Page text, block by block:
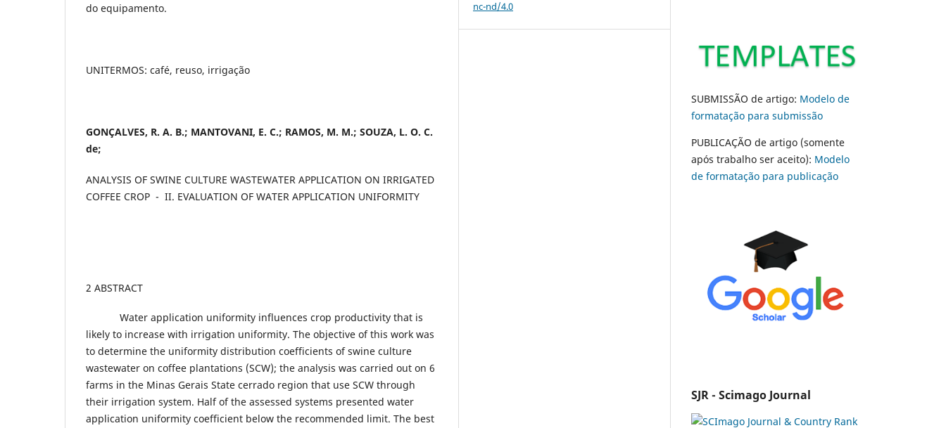
do equipamento.
UNITERMOS: café, reuso, irrigação
GONÇALVES, R. A. B.; MANTOVANI, E. C.; RAMOS, M. M.; SOUZA, L. O. C.
de;
ANALYSIS OF SWINE CULTURE WASTEWATER APPLICATION ON IRRIGATED
COFFEE CROP - II. EVALUATION OF WATER APPLICATION UNIFORMITY
2 ABSTRACT
Water application uniformity influences crop productivity that is
likely to increase with irrigation uniformity. The objective of this work was
to determine the uniformity distribution coefficients of swine culture
wastewater on coffee plantations (SCW); the analysis was carried out on 6
farms in the Minas Gerais State cerrado region that use SCW through
their irrigation system. Half of the assessed systems presented water
application uniformity coefficient below the recommended limit. The best
nc-nd/4.0
SUBMISSÃO de artigo: Modelo de
formatação para submissão
PUBLICAÇÃO de artigo (somente
após trabalho ser aceito): Modelo
de formatação para publicação
SJR - Scimago Journal